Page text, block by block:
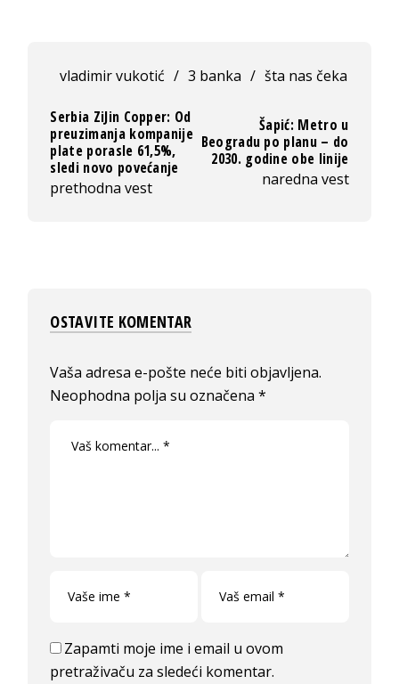
vladimir vukotić / 3 banka / šta nas čeka
Serbia ZiJin Copper: Od
preuzimanja kompanije
plate porasle 61,5%,
sledi novo povećanje
prethodna vest
Šapić: Metro u
Beogradu po planu – do
2030. godine obe linije
naredna vest
OSTAVITE KOMENTAR
Vaša adresa e-pošte neće biti objavljena.
Neophodna polja su označena*
Zapamti moje ime i email u ovom
pretraživaču za sledeći komentar.